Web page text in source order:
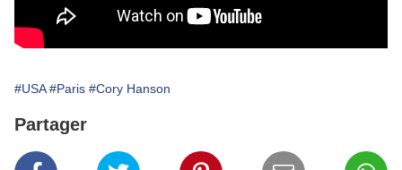
#USA #Paris #Cory Hanson
Partager